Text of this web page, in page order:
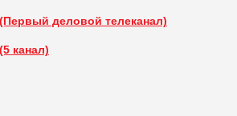
деловой телеканал)
канал)